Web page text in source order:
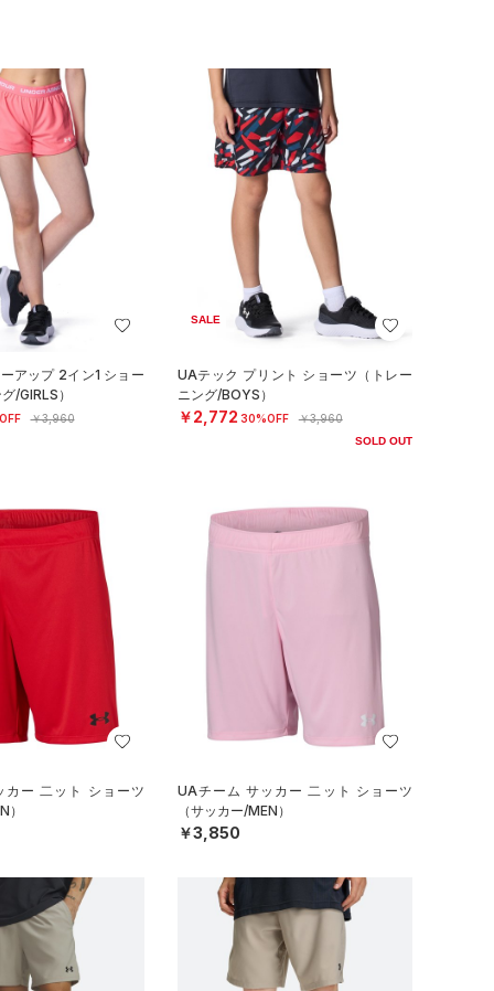
アップ 2イン1 ショー
/GIRLS）
￥3,960
SALE
UAテック プリント ショーツ（トレー
ニング/BOYS）
￥2,772 30%OFF ￥3,960
SOLD OUT
カー 二ット ショーツ
）
UAチーム サッカー 二ット ショーツ
（サッカー/MEN）
￥3,850